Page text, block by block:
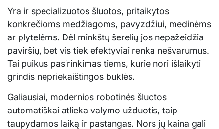
Yra ir specializuotos šluotos, pritaikytos
konkrečioms medžiagoms, pavyzdžiui, medinėms
ar plytelėms. Dėl minkštų šerelių jos nepažeidžia
paviršių, bet vis tiek efektyviai renka nešvarumus.
Tai puikus pasirinkimas tiems, kurie nori išlaikyti
grindis nepriekaištingos būklės.
Galiausiai, modernios robotinės šluotos
automatiškai atlieka valymo užduotis, taip
taupydamos laiką ir pastangas. Nors jų kaina gali